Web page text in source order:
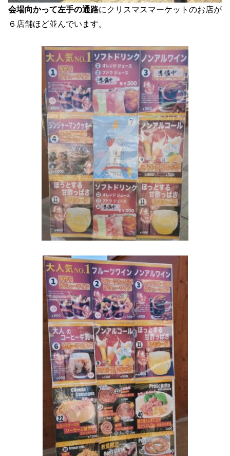
会場向かって左手の通路にクリスマスマーケットのお店が
６店舗ほど並んでいます。